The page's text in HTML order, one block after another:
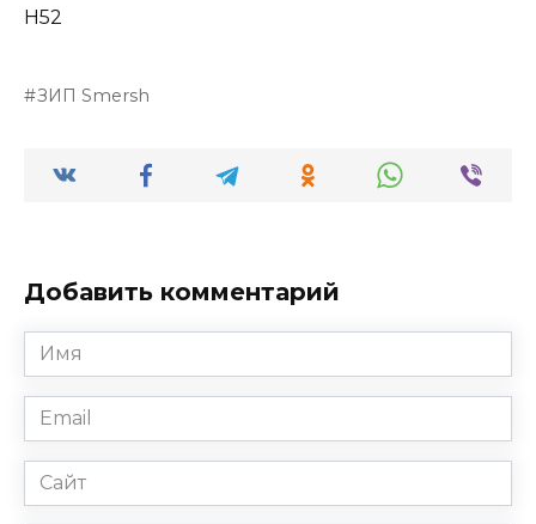
H52
ЗИП Smersh
Добавить комментарий
Имя
*
Email
*
Сайт